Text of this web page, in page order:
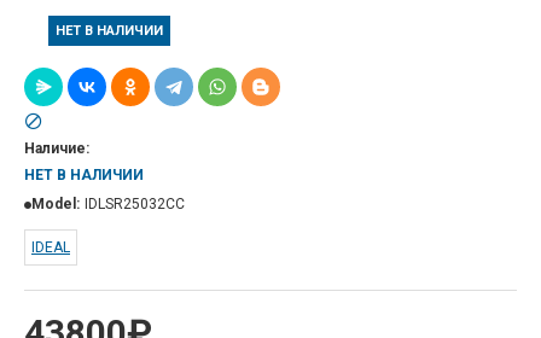
НЕТ В НАЛИЧИИ
Наличие:
НЕТ В НАЛИЧИИ
Model: IDLSR25032CC
IDEAL